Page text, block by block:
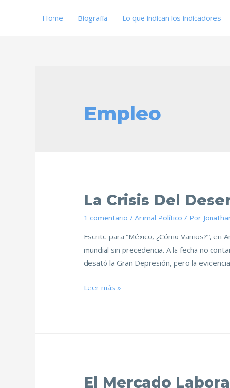
Home Biografía Lo que indican los indicadores
Empleo
La Crisis Del
1 comentario /Animal Político / Por
Escrito para “México, ¿Cómo Vamos?”, en
mundial sin precedencia. A la fecha no
desató la Gran Depresión, pero la
Leer más »
El Mercado